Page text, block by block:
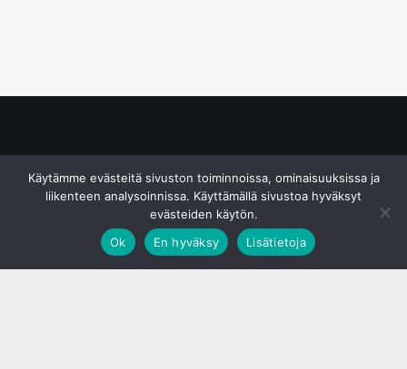
Käytämme evästeitä sivuston toiminnoissa, ominaisuuksissa ja
liikenteen analysoinnissa. Käyttämällä sivustoa hyväksyt
evästeiden käytön.
Ok
En hyväksy Lisätietoja